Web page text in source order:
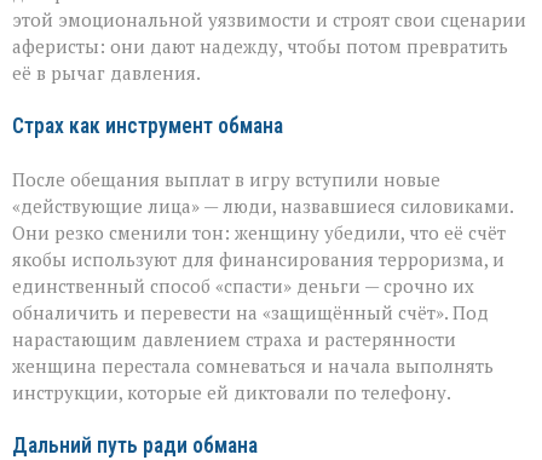
этой эмоциональной уязвимости и строят свои сценарии
аферисты: они дают надежду, чтобы потом превратить
её в рычаг давления.
Страх как инструмент обмана
После обещания выплат в игру вступили новые
«действующие лица» — люди, назвавшиеся силовиками.
Они резко сменили тон: женщину убедили, что её счёт
якобы используют для финансирования терроризма, и
единственный способ «спасти» деньги — срочно их
обналичить и перевести на «защищённый счёт». Под
нарастающим давлением страха и растерянности
женщина перестала сомневаться и начала выполнять
инструкции, которые ей диктовали по телефону.
Дальний путь ради обмана